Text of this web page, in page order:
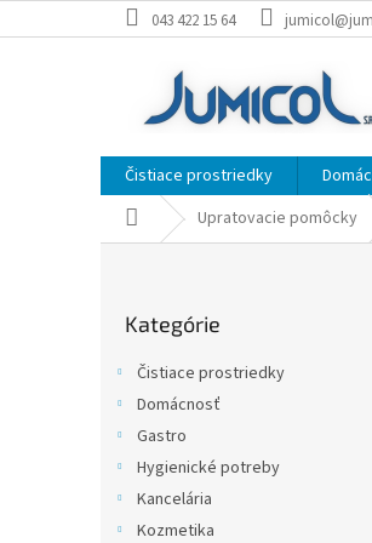
na
043 422 15 64
Čistiace prostriedky
DomovUpratovacie pomôcky
kategórie
Kategórie
Čistiace prostriedky
Domácnosť
Gastro
Hygienické potreby
Kancelária
Kozmetika